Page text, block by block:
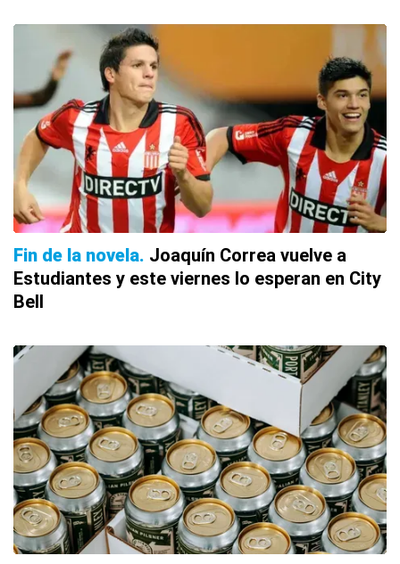
Fin de la novela Joaquín Correa vuelve a
Estudiantes y este viernes lo esperan en City
Bell